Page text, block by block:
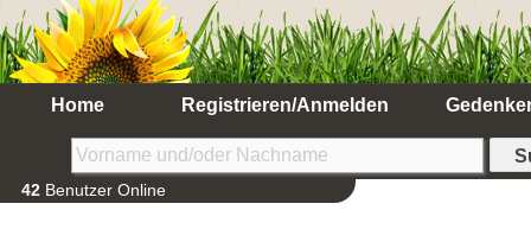
Home Registrieren/Anmelden
42 Benutzer Online